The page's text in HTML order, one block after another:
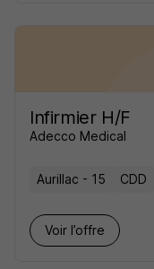
Infirmier H/F
Adecco Medical
Aurillac - 15 CDD
Voir l’offre